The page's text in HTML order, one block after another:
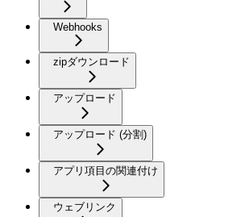
Webhooks
zipダウンロード
アップロード
アップロード (分割)
アプリ項目の関連付け
ウェブリンク